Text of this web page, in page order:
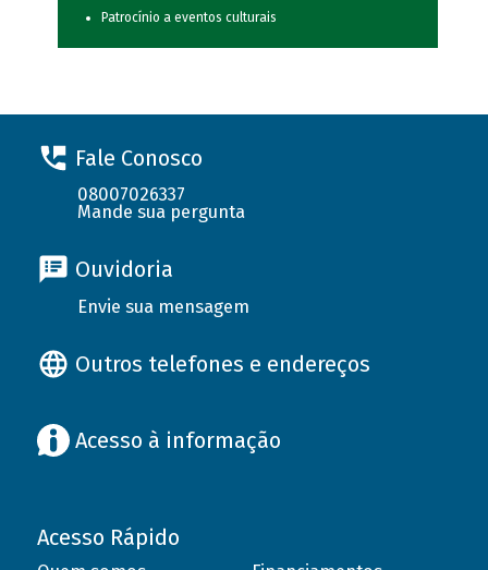
Patrocínio a eventos culturais
Fale Conosco
08007026337
Mande sua pergunta
Ouvidoria
Envie sua mensagem
Outros telefones e endereços
Acesso à informação
Acesso Rápido